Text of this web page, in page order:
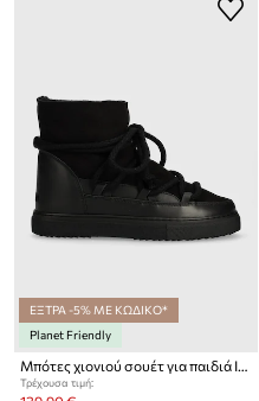
ΕΞΤΡΑ -5% ΜΕ ΚΩΔΙΚΟ*
Planet Friendly
Μπότες χιονιού σουέτ για παιδιά Inuikii
Τρέχουσα τιμή: